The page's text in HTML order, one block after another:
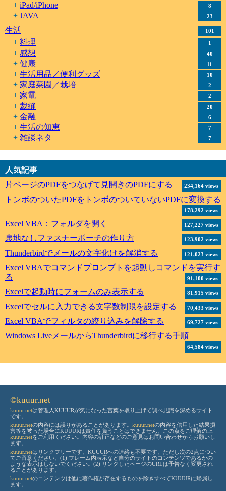
iPad/iPhone 8
JAVA 23
生活 101
料理 1
感想 40
健康 11
生活用品／便利グッズ 10
家庭菜園／栽培 2
家電 2
裁縫 20
金融 6
生活の知恵 7
雑談ネタ 7
人気記事
片ページのPDFをつなげて見開きのPDFにする
234,164 views
トンボのついたPDFをトンボのついていないPDFに変換する
178,292 views
Excel VBA：フォルダを開く 127,227 views
裏地なしファスナーポーチの作り方 123,902 views
Thunderbirdでメールの文字化けを解消する 121,023 views
Excel VBAでコマンドプロンプトを起動しコマンドを実行す
る
91,100 views
Excelで起動時にフォームのみ表示する 81,915 views
Excelでセルに入力できる文字数制限を設定する 70,433 views
Excel VBAでフィルタの絞り込みを解除する 69,727 views
Windows LiveメールからThunderbirdに移行する手順
64,584 views
©kuuur.net
kuuur.netは管理人KUUURが気になった言葉を取り上げて調べ見識を深めるサイト
です。
kuuur.netの内容には誤りがあることがあります。 kuuur.netの内容を信用した結果損
害等を被った場合にKUUURは責任を負うことはできません。この点をご理解の上
kuuur.netをご利用ください。内容の訂正などのご意見はお問い合わせからお願いし
ます。
kuuur.netはリンクフリーです。KUUURへの連絡も不要です。ただし次の2点につい
てご留意ください。(1) フレーム内表示など自分のサイトのコンテンツであるかの
ような表示はしないでください。(2) リンクしたページのURLは予告なく変更され
ることがあります。
kuuur.netのコンテンツは他に著作権が存在するものを除きすべてKUUURに帰属し
ます。